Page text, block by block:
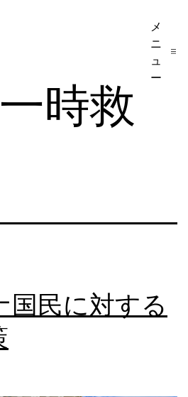
メ
ニ
ュ
ー
一時救
国民に対する